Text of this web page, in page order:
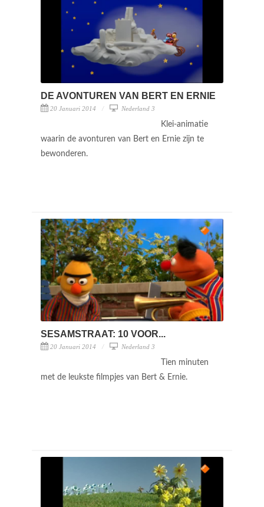
DE AVONTUREN VAN BERT EN ERNIE
20 Januari 2014 Nederland 3
Klei-animatie
waarin de avonturen van Bert en Ernie zijn te
bewonderen.
SESAMSTRAAT: 10 VOOR...
20 Januari 2014 Nederland 3
Tien minuten
met de leukste filmpjes van Bert & Ernie.